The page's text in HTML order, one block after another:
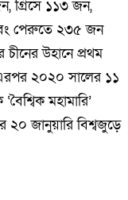
গ্রিসে ১১৩ জন,
পেরুতে ২৩৫ জন
চীনের উহানে প্রথম
২০২০ সালের ১১
মহামারি’
জানুয়ারি বিশ্বজুড়ে